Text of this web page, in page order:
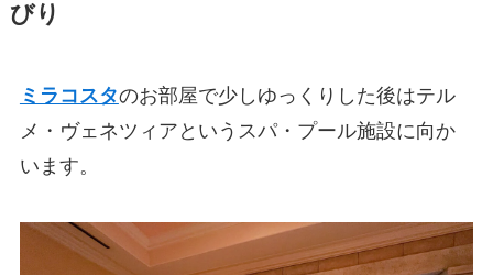
びり
ミラコスタのお部屋で少しゆっくりした後はテル
メ・ヴェネツィアというスパ・プール施設に向か
います。